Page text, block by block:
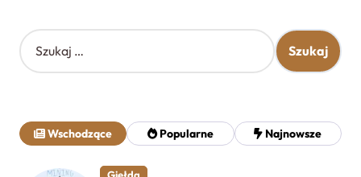
S
z
j
:
Wschodzące Popularne Najnowsze
Giełda